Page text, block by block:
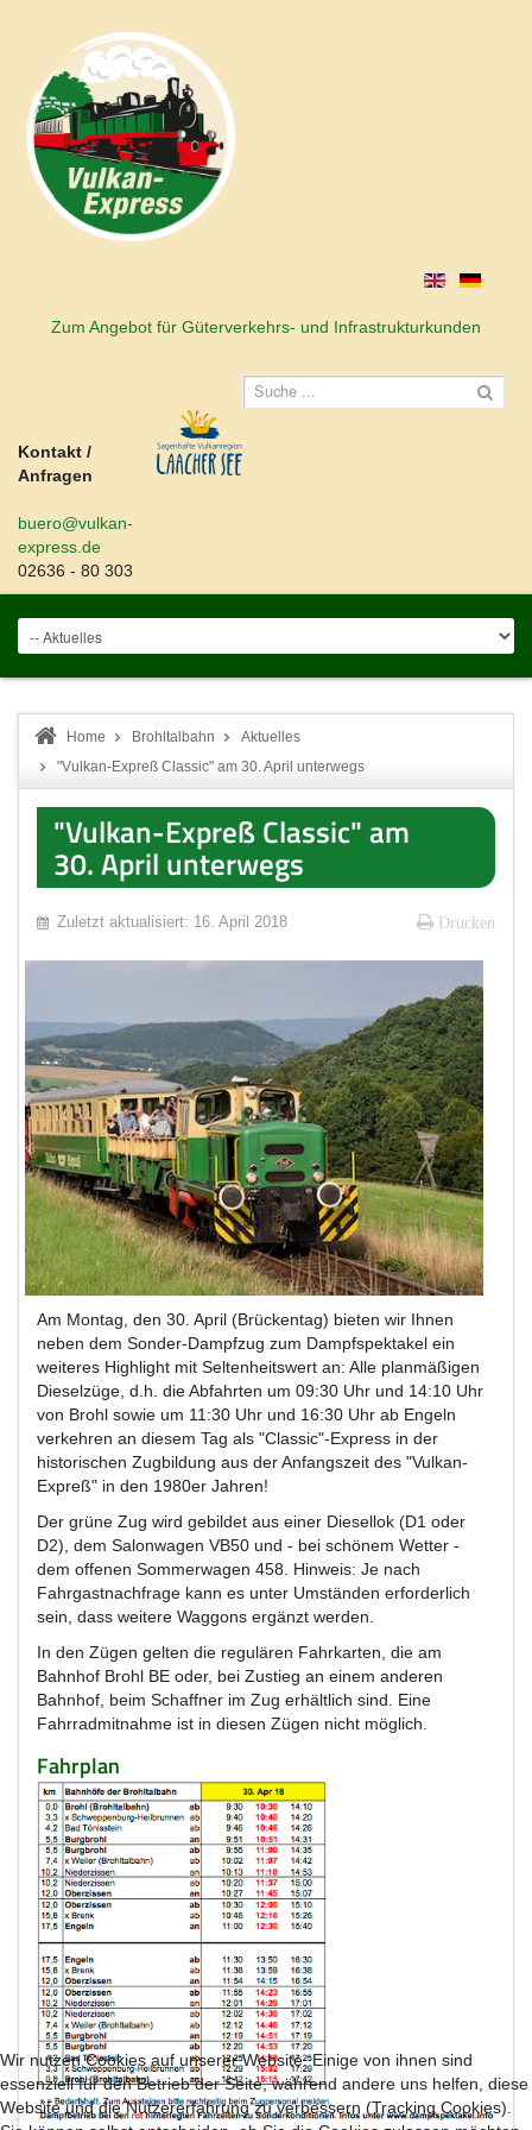
Zum Angebot für Güterverkehrs- und Infrastrukturkunden
Kontakt /
Anfragen
buero@vulkan-
express.de
02636 - 80 303
Home Brohltalbahn
Aktuelles
"Vulkan-Expreß Classic" am 30. April unterwegs
"Vulkan-Expreß Classic" am
30. April unterwegs
Drucken
Zuletzt aktualisiert: 16. April 2018
Am Montag, den 30. April (Brückentag) bieten wir Ihnen
neben dem Sonder-Dampfzug zum Dampfspektakel ein
weiteres Highlight mit Seltenheitswert an: Alle planmäßigen
Dieselzüge, d.h. die Abfahrten um 09:30 Uhr und 14:10 Uhr
von Brohl sowie um 11:30 Uhr und 16:30 Uhr ab Engeln
verkehren an diesem Tag als "Classic"-Express in der
historischen Zugbildung aus der Anfangszeit des "Vulkan-
Expreß" in den 1980er Jahren!
Der grüne Zug wird gebildet aus einer Diesellok (D1 oder
D2), dem Salonwagen VB50 und - bei schönem Wetter -
dem offenen Sommerwagen 458. Hinweis: Je nach
Fahrgastnachfrage kann es unter Umständen erforderlich
sein, dass weitere Waggons ergänzt werden.
In den Zügen gelten die regulären Fahrkarten, die am
Bahnhof Brohl BE oder, bei Zustieg an einem anderen
Bahnhof, beim Schaffner im Zug erhältlich sind. Eine
Fahrradmitnahme ist in diesen Zügen nicht möglich.
Fahrplan
Wir nutzen Cookies auf unserer Website. Einige von ihnen sind
essenziell für den Betrieb der Seite, während andere uns helfen, diese
Website und die Nutzererfahrung zu verbessern (Tracking Cookies).